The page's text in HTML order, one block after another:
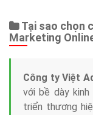
Tại sao chọn
Marketing
Công ty Việt
với bề dày
triển thương